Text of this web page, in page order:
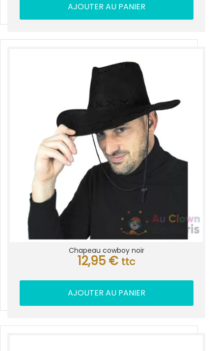
AJOUTER AU PANIER
Chapeau cowboy noir
12,95 € ttc
AJOUTER AU PANIER